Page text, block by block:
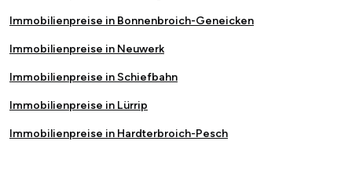
Immobilienpreise in Bonnenbroich-Geneicken
Immobilienpreise in Neuwerk
Immobilienpreise in Schiefbahn
Immobilienpreise in Lürrip
Immobilienpreise in Hardterbroich-Pesch